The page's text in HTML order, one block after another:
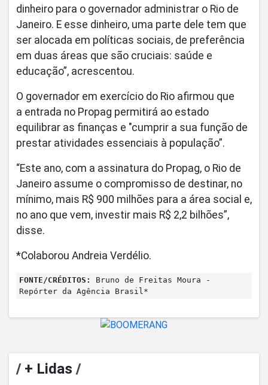
dinheiro para o governador administrar o Rio de
Janeiro. E esse dinheiro, uma parte dele tem que
ser alocada em políticas sociais, de preferência
em duas áreas que são cruciais: saúde e
educação”, acrescentou.
O governador em exercício do Rio afirmou que
a entrada no Propag permitirá ao estado
equilibrar as finanças e "cumprir a sua função de
prestar atividades essenciais à população”.
“Este ano, com a assinatura do Propag, o Rio de
Janeiro assume o compromisso de destinar, no
mínimo, mais R$ 900 milhões para a área social e,
no ano que vem, investir mais R$ 2,2 bilhões”,
disse.
*Colaborou Andreia Verdélio.
FONTE/CRÉDITOS:
Bruno de Freitas Moura -
Repórter da Agência Brasil*
/+ Lidas /